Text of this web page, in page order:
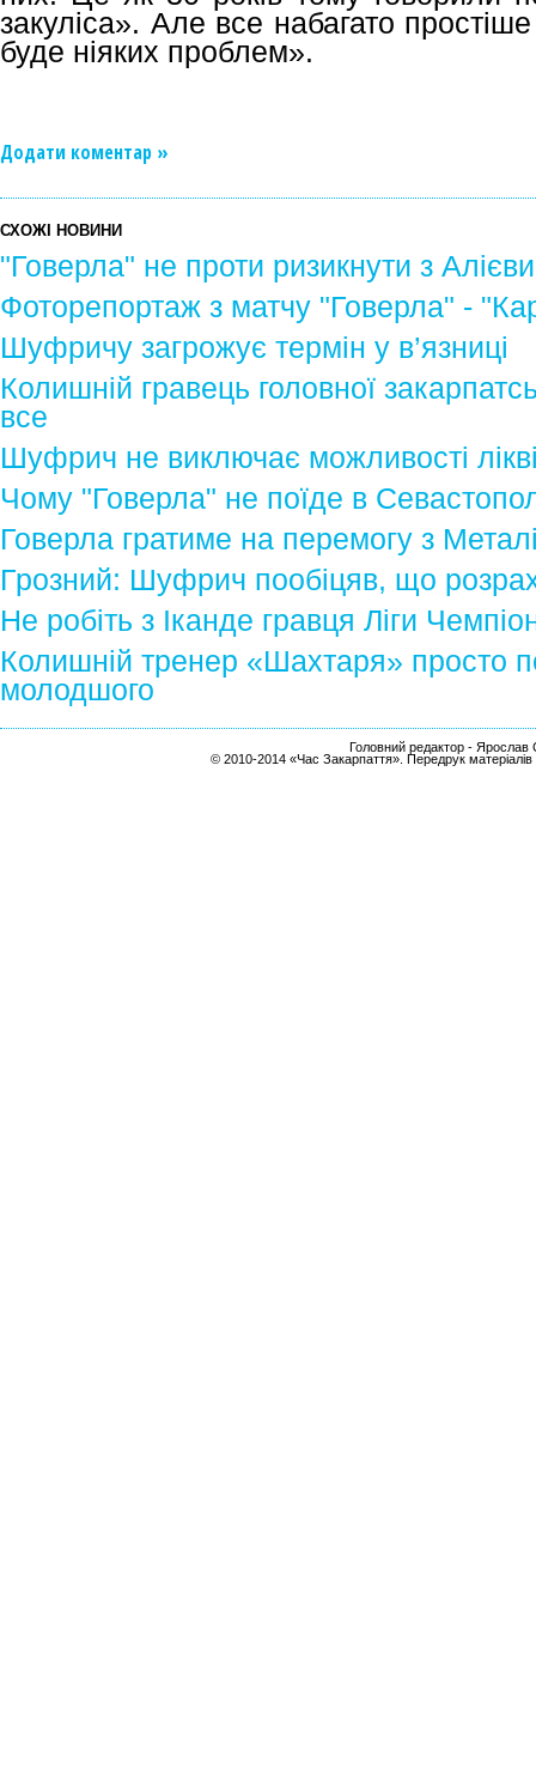
закуліса». Але все набагато
буде ніяких проблем».
Додати коментар »
СХОЖІ НОВИНИ
"Говерла" не проти ризикнути з
Фоторепортаж з матчу "Говерла" -
Шуфричу загрожує термін у в’язниці
Колишній гравець головної
все
Шуфрич не виключає можливості
Чому "Говерла" не поїде в
Говерла гратиме на перемогу з
Грозний: Шуфрич пообіцяв, що
Не робіть з Іканде гравця Ліги
Колишній тренер «Шахтаря» просто
молодшого
Головний редактор - Ярослав
© 2010-2014 «Час Закарпаття». Передрук